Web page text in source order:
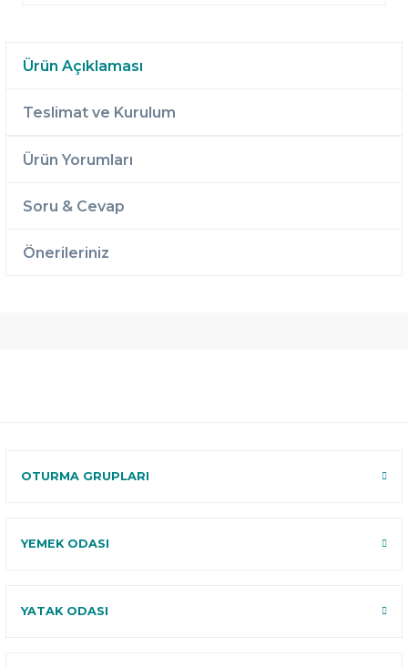
Ürün Açıklaması
Teslimat ve Kurulum
Ürün Yorumları
Soru & Cevap
Önerileriniz
OTURMA GRUPLARI
YEMEK ODASI
YATAK ODASI